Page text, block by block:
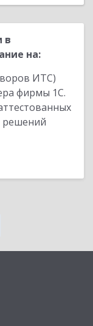
в
на:
ИТС)
фирмы 1С.
решений